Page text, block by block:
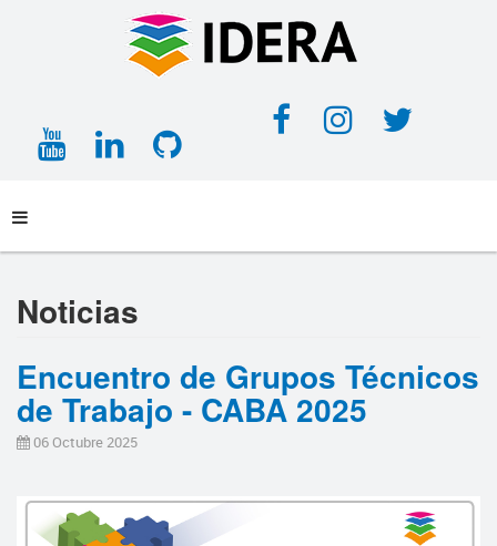
Facebook
YouTubeLinkedInGitHub
Noticias
Encuentro de Grupos Técnicos
de Trabajo - CABA 2025
06 Octubre 2025